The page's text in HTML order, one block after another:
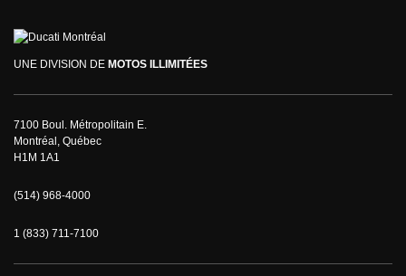
UNE DIVISION DE MOTOS ILLIMITÉES
7100 Boul. Métropolitain E.
Montréal, Québec
H1M 1A1
(514) 968-4000
1 (833) 711-7100